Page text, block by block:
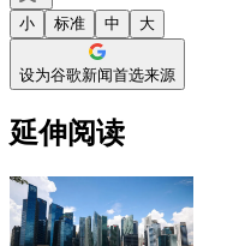
小 标准 中 大
设为谷歌新闻首选来源
延伸阅读